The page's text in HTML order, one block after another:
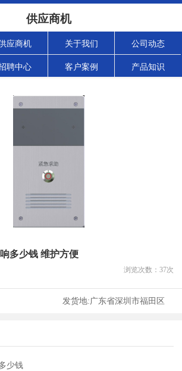
供应商机
应商机 关于我们 公司动态
聘中心 客户案例 产品知识
多少钱 维护方便
浏览次数： 37次
发货地:广东省深圳市福田区
少钱